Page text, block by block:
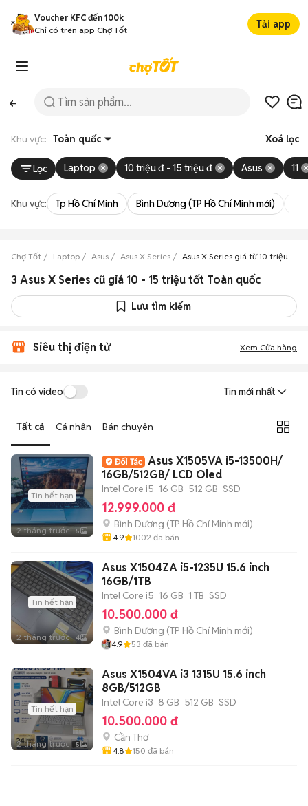
Voucher KFC đến 100k
Chỉ có trên app Chợ Tốt
Tải app
Khu vực: Toàn quốc Xoá lọc
Lọc Laptop 10 triệu đ - 15 triệu đ Asus 11
Khu vực: Tp Hồ Chí Minh Bình Dương (TP Hồ Chí Minh mới)
Chợ Tốt Laptop Asus Asus X Series Asus X Series giá từ 10 triệu đến
3 Asus X Series cũ giá 10 - 15 triệu tốt Toàn quốc
Lưu tìm kiếm
Siêu thị điện tử Xem Cửa hàng
Tin có video Tin mới nhất
Tất cả Cá nhân Bán chuyên
Tin hết hạn
2 tháng trước 5
Asus X1505VA i5-13500H/
16GB/512GB/ LCD Oled
Intel Core i5 16 GB 512 GB SSD
12.999.000 đ
Bình Dương (TP Hồ Chí Minh mới)
4.9 1002 đã bán
Tin hết hạn
2 tháng trước 4
Asus X1504ZA i5-1235U 15.6 inch
16GB/1TB
Intel Core i5 16 GB 1 TB SSD
10.500.000 đ
Bình Dương (TP Hồ Chí Minh mới)
4.9 53 đã bán
Tin hết hạn
2 tháng trước 5
Asus X1504VA i3 1315U 15.6 inch
8GB/512GB
Intel Core i3 8 GB 512 GB SSD
10.500.000 đ
Cần Thơ
4.8 150 đã bán